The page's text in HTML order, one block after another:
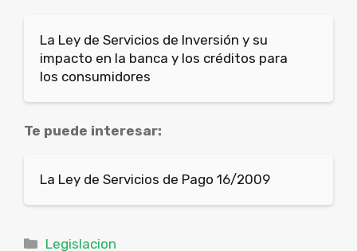
La Ley de Servicios de Inversión y su
impacto en la banca y los créditos para
los consumidores
Te puede interesar:
La Ley de Servicios de Pago 16/2009
Categorías
Legislacion